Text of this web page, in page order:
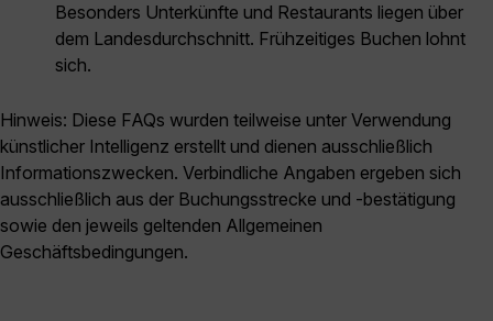
Besonders Unterkünfte und Restaurants liegen über
dem Landesdurchschnitt. Frühzeitiges Buchen lohnt
sich.
Hinweis: Diese FAQs wurden teilweise unter Verwendung
künstlicher Intelligenz erstellt und dienen ausschließlich
Informationszwecken. Verbindliche Angaben ergeben sich
ausschließlich aus der Buchungsstrecke und -bestätigung
sowie den jeweils geltenden Allgemeinen
Geschäftsbedingungen.